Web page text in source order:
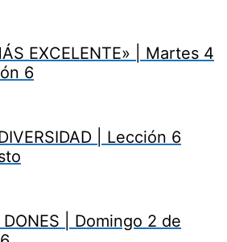
EXCELENTE» | Martes 4
6
| Lección 6
DONES | Domingo 2 de